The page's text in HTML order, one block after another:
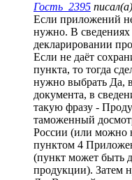
Гость_2395
Если приложений
нужно. В
декларировании
Если не даёт
пункта, то тогда
нужно выбрать Да,
документа, в
такую фразу -
таможенный
России (или можно
пунктом 4
(пункт может быть
продукции). Затем